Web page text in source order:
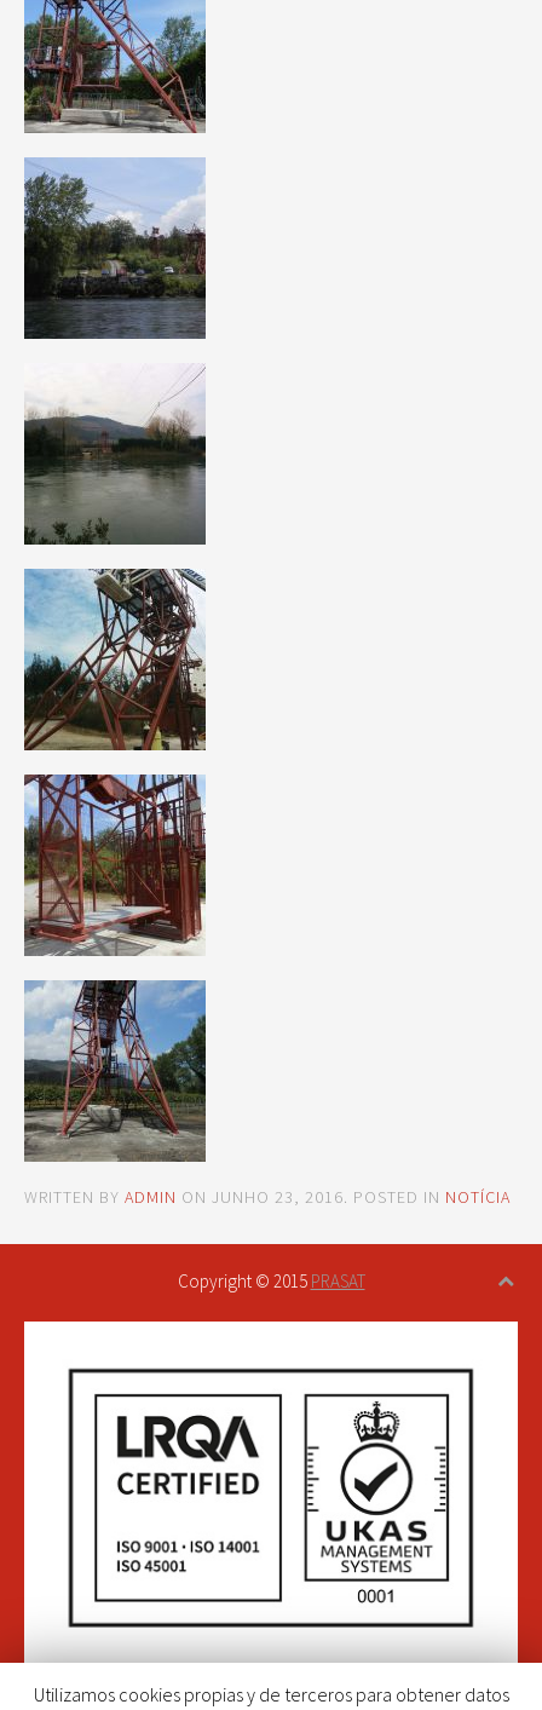
WRITTEN BY ADMIN ON JUNHO 23, 2016. POSTED IN NOTÍCIA
Copyright © 2015 PRASAT
Utilizamos cookies propias y de terceros para obtener datos